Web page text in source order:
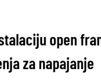
open
za napajanje